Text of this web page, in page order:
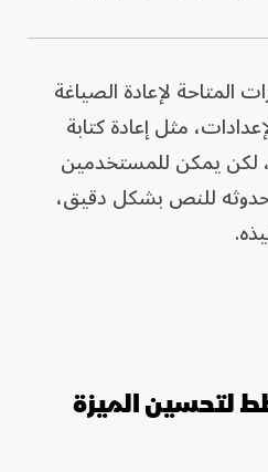
المتاحة لإعادة الصياغة
مثل إعادة كتابة
لكن يمكن للمستخدمين
حدوثه للنص بشكل دقيق،
لتحسين الميزة